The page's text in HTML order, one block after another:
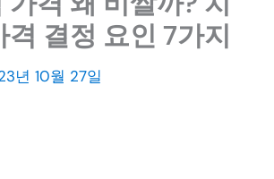
격 결정 요인 7가지
년 10월 27일